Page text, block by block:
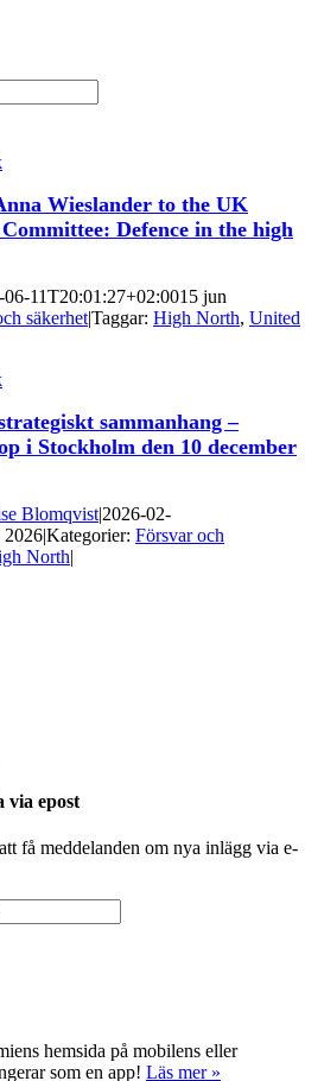
Wieslander to the UK
Defence in the high
06-11T20:01:27+02:0015 jun
säkerhet|Taggar: High North, United
sammanhang –
i Stockholm den 10 december
Blomqvist|2026-02-
2026|Kategorier: Försvar och
North|
via epost
få meddelanden om nya inlägg via e-
hemsida på mobilens eller
som en app! Läs mer »